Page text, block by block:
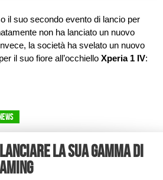
il suo secondo evento di lancio per
non ha lanciato un nuovo
la società ha svelato un nuovo
il suo fiore all’occhiello Xperia 1 IV:
la sua gamma di